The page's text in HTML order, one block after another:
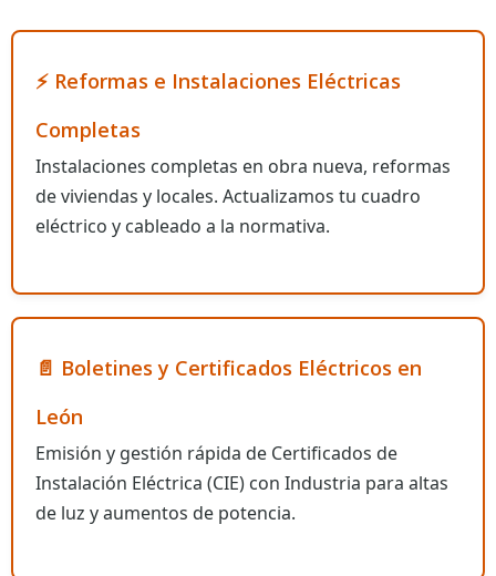
⚡ Reformas e Instalaciones Eléctricas
Completas
Instalaciones completas en obra nueva, reformas
de viviendas y locales. Actualizamos tu cuadro
eléctrico y cableado a la normativa.
📄 Boletines y Certificados Eléctricos en
León
Emisión y gestión rápida de Certificados de
Instalación Eléctrica (CIE) con Industria para altas
de luz y aumentos de potencia.